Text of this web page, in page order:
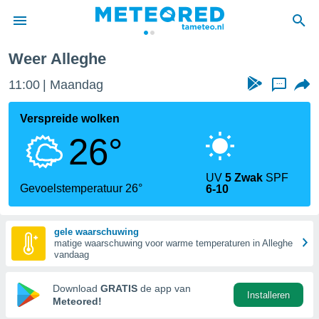
door
verstrekte
hoge
hebt de
voor
op basis
Weer Alleghe
11:00 Maandag ...
Verspreide wolken
26°
Gevoelstemperatuur 26°
UV5 Zwak SPF
6-10
gele waarschuwing
matige waarschuwing voor warme temperaturen in Alleghe
vandaag
Download GRATIS de app van
Meteored!
Installeren